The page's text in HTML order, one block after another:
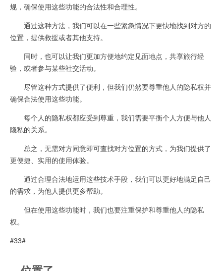
规，确保使用这些功能的合法性和合理性。
通过这种方法，我们可以在一些紧急情况下更快地找到对方的
位置，提供救援或者其他支持。
同时，也可以让我们更加方便地约定见面地点，共享旅行经
验，或者参与某些社交活动。
尽管这种方式提供了便利，但我们仍然要尊重他人的隐私权并
确保合法使用这些功能。
每个人的隐私权都应受到尊重，我们需要平衡个人方便与他人
隐私的关系。
总之，无需对方同意即可查找对方位置的方式，为我们提供了
更便捷、实用的使用体验。
通过合理合法地运用这些技术手段，我们可以更好地满足自己
的需求，为他人提供更多帮助。
但在使用这些功能时，我们也要注重保护和尊重他人的隐私
权。
#33#